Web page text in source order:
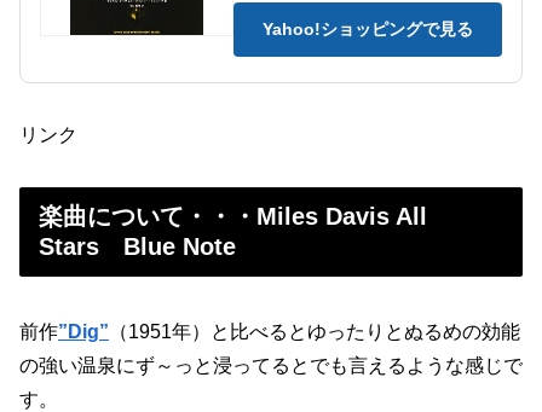
Yahoo!ショッピングで見る
リンク
楽曲について・・・Miles Davis All
Stars Blue Note
前作”Dig” （1951年）と比べるとゆったりとぬるめの効能
の強い温泉にず～っと浸ってるとでも言えるような感じで
す。